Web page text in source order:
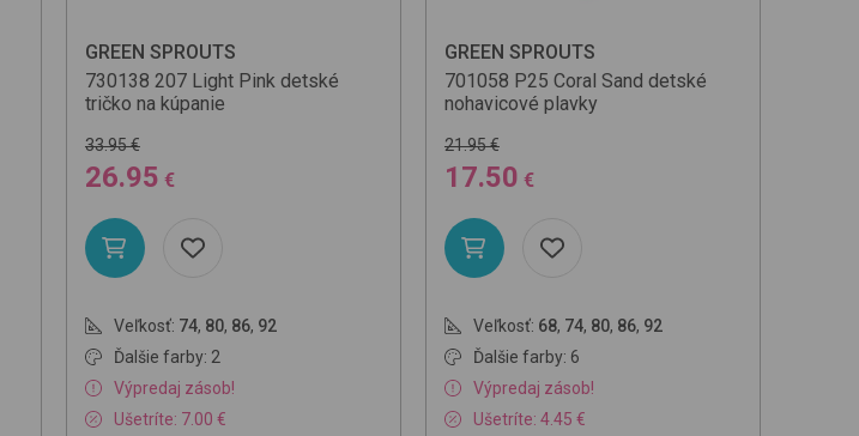
GREEN SPROUTS
730138 207 Light Pink detské
tričko na kúpanie
33.95 €
26.95 €
Veľkosť: 74, 80, 86, 92
Ďalšie farby: 2
Výpredaj zásob!
Ušetríte: 7.00 €
GREEN SPROUTS
701058 P25 Coral Sand detské
nohavicové plavky
21.95 €
17.50 €
Veľkosť: 68, 74, 80, 86, 92
Ďalšie farby: 6
Výpredaj zásob!
Ušetríte: 4.45 €